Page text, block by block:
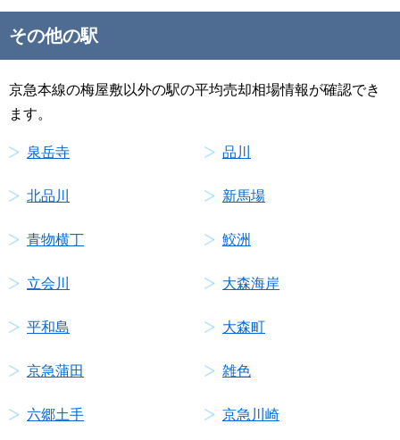
その他の駅
京急本線の梅屋敷以外の駅の平均売却相場情報が確認でき
ます。
泉岳寺 品川
北品川 新馬場
青物横丁 鮫洲
立会川 大森海岸
平和島 大森町
京急蒲田 雑色
六郷土手 京急川崎